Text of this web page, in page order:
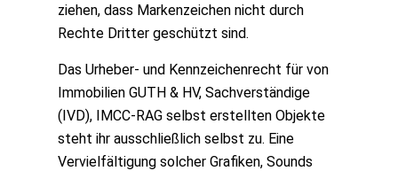
ziehen, dass Markenzeichen nicht durch
Rechte Dritter geschützt sind.
Das Urheber- und Kennzeichenrecht für von
Immobilien GUTH & HV, Sachverständige
(IVD), IMCC-RAG selbst erstellten Objekte
steht ihr ausschließlich selbst zu. Eine
Vervielfältigung solcher Grafiken, Sounds